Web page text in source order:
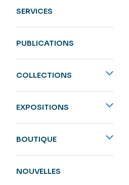
SERVICES
PUBLICATIONS
COLLECTIONS
EXPOSITIONS
BOUTIQUE
NOUVELLES